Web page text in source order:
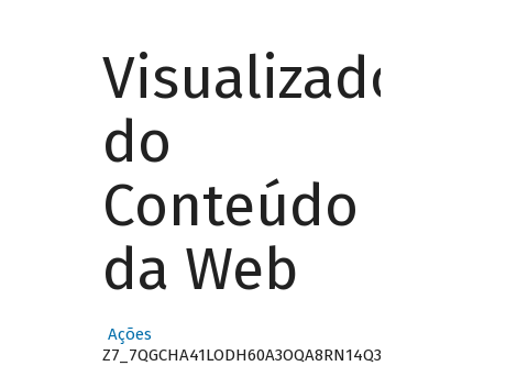
Visualizador
do
Conteúdo
da Web
Ações
Z7_7QGCHA41LODH60A3OQA8RN14Q3